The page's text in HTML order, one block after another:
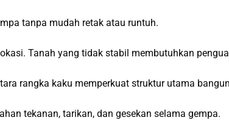
tanpa mudah retak atau runtuh.
Tanah yang tidak stabil membutuhkan
rangka kaku memperkuat struktur utama
tekanan, tarikan, dan gesekan selama gempa.